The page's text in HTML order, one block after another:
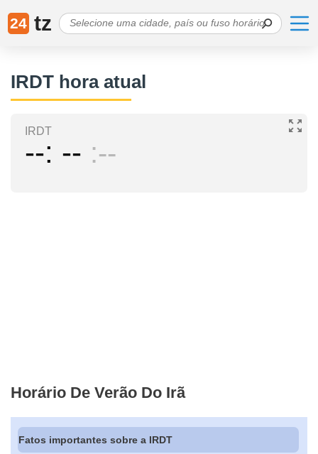
24 tz
IRDT hora atual
IRDT
-- -- --
Horário De Verão Do Irã
Fatos importantes sobre a IRDT